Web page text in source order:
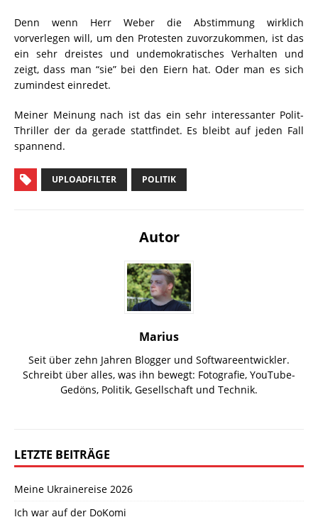
Denn wenn Herr Weber die Abstimmung wirklich
vorverlegen will, um den Protesten zuvorzukommen, ist das
ein sehr dreistes und undemokratisches Verhalten und
zeigt, dass man “sie” bei den Eiern hat. Oder man es sich
zumindest einredet.
Meiner Meinung nach ist das ein sehr interessanter Polit-
Thriller der da gerade stattfindet. Es bleibt auf jeden Fall
spannend.
UPLOADFILTER POLITIK
Autor
Marius
Seit über zehn Jahren Blogger und Softwareentwickler.
Schreibt über alles, was ihn bewegt: Fotografie, YouTube-
Gedöns, Politik, Gesellschaft und Technik.
LETZTE BEITRÄGE
Meine Ukrainereise 2026
Ich war auf der DoKomi